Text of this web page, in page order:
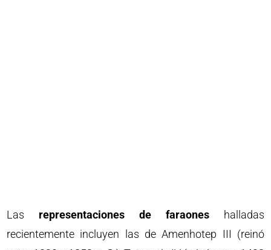
Las representaciones de faraoneshalladas
recientemente incluyen las de Amenhotep III (reinó